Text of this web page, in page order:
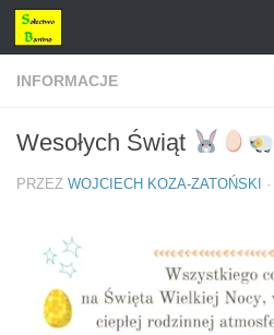
Przejdź do treści
INFORMACJE
Wesołych Świąt
PRZEZ WOJCIECH KOZA-ZATOŃSKI ·